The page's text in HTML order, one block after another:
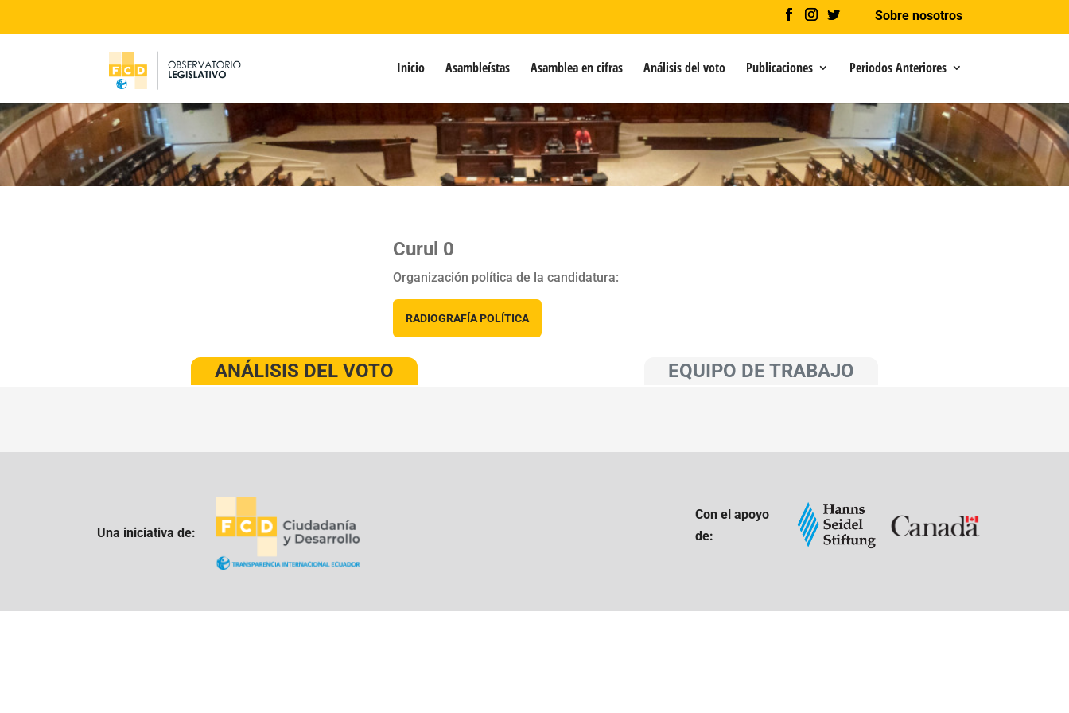
Sobre nosotros
Inicio Asambleístas Asamblea en cifras Análisis del voto Publicaciones Periodos Anteriores
Curul 0
Organización política de la candidatura:
RADIOGRAFÍA POLÍTICA
ANÁLISIS DEL VOTO EQUIPO DE TRABAJO
Una iniciativa de:
Con el apoyo
de: